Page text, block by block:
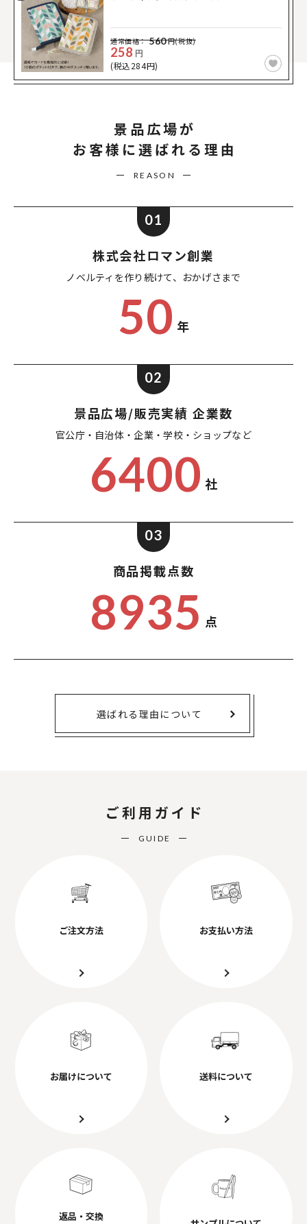
通常価格： 560円(税抜)
258 円
(税込284円)
景品広場が
お客様に選ばれる理由
REASON
01
株式会社ロマン創業
ノベルティを作り続けて、 おかげさまで
50 年
02
景品広場/販売実績 企業数
官公庁・自治体・企業・学校・ショップなど
6400 社
03
商品掲載点数
8935 点
選ばれる理由について
ご利用ガイド
GUIDE
ご注文方法 お支払い方法
お届けについて 送料について
返品・交換